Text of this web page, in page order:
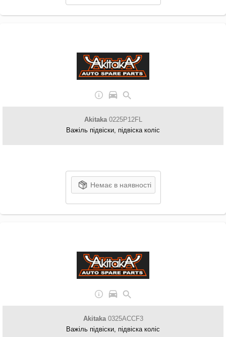
Akitaka0225P12FL
Важіль підвіски, підвіска коліс
Немає в наявності
Akitaka0325ACCF3
Важіль підвіски, підвіска коліс